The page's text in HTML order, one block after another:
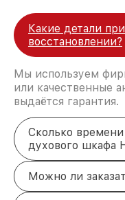
Какие детали
восстановлении?
Мы используем
или качественные
выдаётся гарантия.
Сколько
духового шкафа
Можно ли